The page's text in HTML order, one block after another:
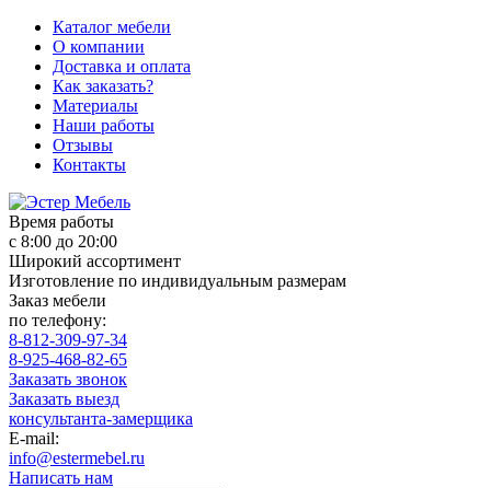
Каталог мебели
О компании
Доставка и оплата
Как заказать?
Материалы
Наши работы
Отзывы
Контакты
Время работы
с 8:00 до 20:00
Широкий ассортимент
Изготовление по индивидуальным размерам
Заказ мебели
по телефону:
8-812-309-97-34
8-925-468-82-65
Заказать звонок
Заказать выезд
консультанта-замерщика
E-mail:
info@estermebel.ru
Написать нам